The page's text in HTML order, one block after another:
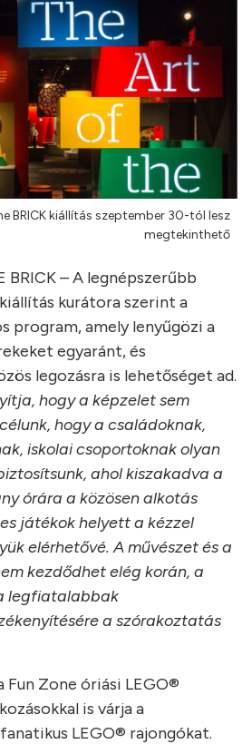
BRICK kiállítás szeptember 30-tól lesz
megtekinthető
BRICK – A legnépszerűbb
kurátora szerint a
program, amely lenyűgözi a
egyaránt, és
legozásra is lehetőséget ad.
hogy a képzelet sem
hogy a családoknak,
iskolai csoportoknak olyan
ahol kiszakadva a
órára a közösen alkotás
játékok helyett a kézzel
elérhetővé. A művészet és a
kezdődhet elég korán, a
legfiatalabbak
a szórakoztatás
Zone óriási LEGO®
is várja a
LEGO® rajongókat.